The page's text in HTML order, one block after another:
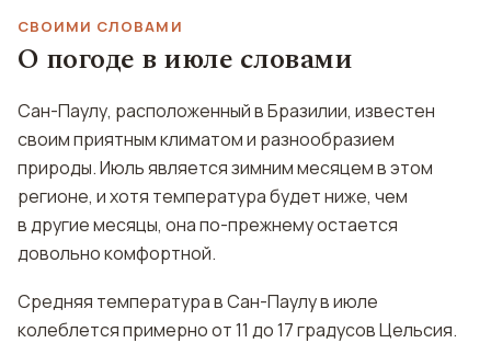
СВОИМИ СЛОВАМИ
О погоде в июле словами
Сан-Паулу, расположенный в Бразилии, известен
своим приятным климатом и разнообразием
природы. Июль является зимним месяцем в этом
регионе, и хотя температура будет ниже, чем
в другие месяцы, она по-прежнему остается
довольно комфортной.
Средняя температура в Сан-Паулу в июле
колеблется примерно от 11 до 17 градусов Цельсия.